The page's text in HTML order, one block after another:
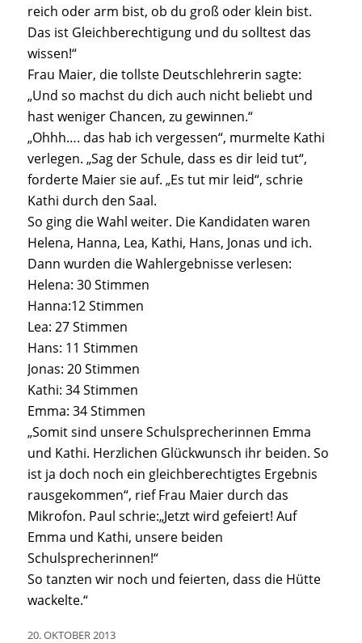
reich oder arm bist, ob du groß oder klein bist.
Das ist Gleichberechtigung und du solltest das
wissen!“
Frau Maier, die tollste Deutschlehrerin sagte:
„Und so machst du dich auch nicht beliebt und
hast weniger Chancen, zu gewinnen.“
„Ohhh…. das hab ich vergessen“, murmelte Kathi
verlegen. „Sag der Schule, dass es dir leid tut“,
forderte Maier sie auf. „Es tut mir leid“, schrie
Kathi durch den Saal.
So ging die Wahl weiter. Die Kandidaten waren
Helena, Hanna, Lea, Kathi, Hans, Jonas und ich.
Dann wurden die Wahlergebnisse verlesen:
Helena: 30 Stimmen
Hanna:12 Stimmen
Lea: 27 Stimmen
Hans: 11 Stimmen
Jonas: 20 Stimmen
Kathi: 34 Stimmen
Emma: 34 Stimmen
„Somit sind unsere Schulsprecherinnen Emma
und Kathi. Herzlichen Glückwunsch ihr beiden. So
ist ja doch noch ein gleichberechtigtes Ergebnis
rausgekommen“, rief Frau Maier durch das
Mikrofon. Paul schrie:„Jetzt wird gefeiert! Auf
Emma und Kathi, unsere beiden
Schulsprecherinnen!“
So tanzten wir noch und feierten, dass die Hütte
wackelte.“
20. OKTOBER 2013